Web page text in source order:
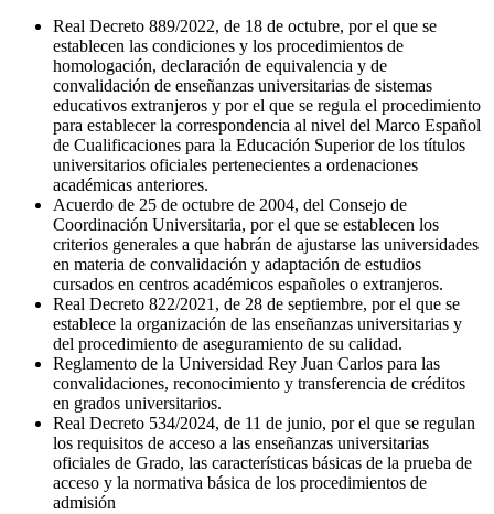
Real Decreto 889/2022, de 18 de octubre, por el que se
establecen las condiciones y los procedimientos de
homologación, declaración de equivalencia y de
convalidación de enseñanzas universitarias de sistemas
educativos extranjeros y por el que se regula el procedimiento
para establecer la correspondencia al nivel del Marco Español
de Cualificaciones para la Educación Superior de los títulos
universitarios oficiales pertenecientes a ordenaciones
académicas anteriores.
Acuerdo de 25 de octubre de 2004, del Consejo de
Coordinación Universitaria, por el que se establecen los
criterios generales a que habrán de ajustarse las universidades
en materia de convalidación y adaptación de estudios
cursados en centros académicos españoles o extranjeros.
Real Decreto 822/2021, de 28 de septiembre, por el que se
establece la organización de las enseñanzas universitarias y
del procedimiento de aseguramiento de su calidad.
Reglamento de la Universidad Rey Juan Carlos para las
convalidaciones, reconocimiento y transferencia de créditos
en grados universitarios.
Real Decreto 534/2024, de 11 de junio, por el que se regulan
los requisitos de acceso a las enseñanzas universitarias
oficiales de Grado, las características básicas de la prueba de
acceso y la normativa básica de los procedimientos de
admisión